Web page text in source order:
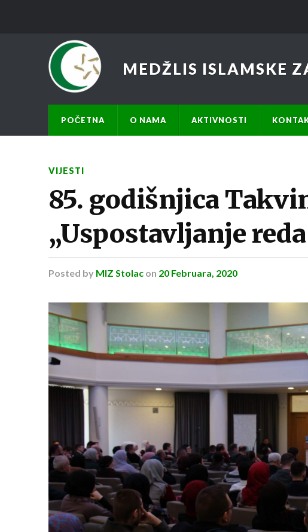
MEDŽLIS ISLAMSKE
POČETNA O NAMA AKTIVNOSTI
VIJESTI
85. godišnjica
„Uspostavljanje
Posted by MIZ Stolac on 20 Februara, 2020